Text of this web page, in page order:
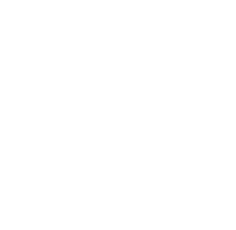
Lo hace desde 2014,
“prodigiosos artistas
Monet, que también